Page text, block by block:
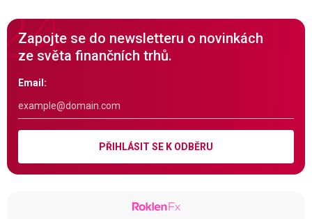
Zapojte se do newsletteru o novinkách
ze světa finančních trhů.
Email:
PŘIHLÁSIT SE K ODBĚRU